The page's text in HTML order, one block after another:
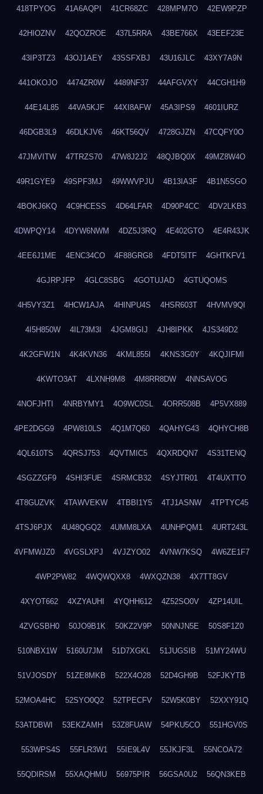
418TPYOG 41A6AQPI 41CR68ZC 428MPM7O 42EW9PZP
42HIOZNV 42QOZROE 437L5RRA 43BE766X 43EEF23E
43IP3TZ3 43OJ1AEY 43SSFXBJ 43U16JLC 43XY7A9N
441OKOJO 4474ZR0W 4489NF37 44AFGVXY 44CGH1H9
44E14L85 44VA5KJF 44XI8AFW 45A3IPS9 4601IURZ
46DGB3L9 46DLKJV6 46KT56QV 4728GJZN 47CQFY0O
47JMVITW 47TRZS70 47W8J2J2 48QJBQ0X 49MZ8W4O
49R1GYE9 49SPF3MJ 49WWVPJU 4B13IA3F 4B1N5SGO
4BOKJ6KQ 4C9HCESS 4D64LFAR 4D90P4CC 4DV2LKB3
4DWPQY14 4DYW6NWM 4DZ5J3RQ 4E402GTO 4E4R43JK
4EE6J1ME 4ENC34CO 4F88GRG8 4FDT5ITF 4GHTKFV1
4GJRPJFP 4GLC8SBG 4GOTUJAD 4GTUQOMS
4H5VY3Z1 4HCW1AJA 4HINPU4S 4HSR603T 4HVMV9QI
4I5H850W 4IL73M3I 4JGM8GIJ 4JH8IPKK 4JS349D2
4K2GFW1N 4K4KVN36 4KML855I 4KNS3G0Y 4KQJIFMI
4KWTO3AT 4LXNH9M8 4M8RR8DW 4NNSAVOG
4NOFJHTI 4NRBYMY1 4O9WC0SL 4ORR508B 4P5VX889
4PE2DGG9 4PW810LS 4Q1M7Q60 4QAHYG43 4QHYCH8B
4QL610TS 4QRSJ753 4QVTMIC5 4QXRDQN7 4S31TENQ
4SGZZGF9 4SHI3FUE 4SRMCB32 4SYJTR01 4T4UXTTO
4T8GUZVK 4TAWVEKW 4TBBI1Y5 4TJ1ASNW 4TPTYC45
4TSJ6PJX 4U48QGQ2 4UMM8LXA 4UNHPQM1 4URT243L
4VFMWJZ0 4VGSLXPJ 4VJZYO02 4VNW7KSQ 4W6ZE1F7
4WP2PW82 4WQWQXX8 4WXQZN38 4X7TT8GV
4XYOT662 4XZYAUHI 4YQHH612 4Z52SO0V 4ZP14UIL
4ZVGSBH0 50JO9B1K 50KZ2V9P 50NNJN5E 50S8F1Z0
510NBX1W 5160U7JM 51D7XGKL 51JUGSIB 51MY24WU
51VJOSDY 51ZE8MKB 522X4O28 52D4GH9B 52FJKYTB
52MOA4HC 52SYO0Q2 52TPECFV 52W5K0BY 52XXY91Q
53ATDBWI 53EKZAMH 53Z8FUAW 54PKU5CO 551HGV0S
553WPS4S 55FLR3W1 55IE9L4V 55JKJF3L 55NCOA72
55QDIRSM 55XAQHMU 56975PIR 56GSA0U2 56QN3KEB